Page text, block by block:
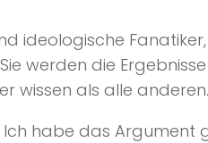
ideologische
werden die
wissen als alle anderen.
habe das Argument